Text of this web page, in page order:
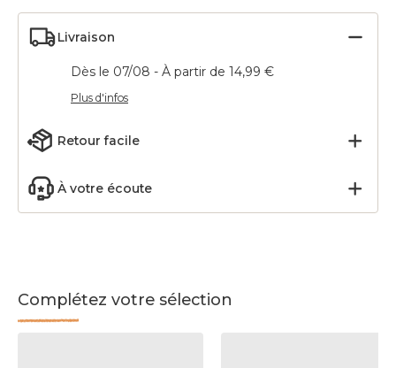
Livraison
Dès le 07/08 - À partir de 14,99 €
Plus d'infos
Retour facile
À votre écoute
Complétez votre sélection